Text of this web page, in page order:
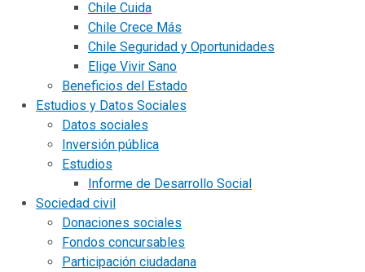
Chile Cuida
Chile Crece Más
Chile Seguridad y Oportunidades
Elige Vivir Sano
Beneficios del Estado
Estudios y Datos Sociales
Datos sociales
Inversión pública
Estudios
Informe de Desarrollo Social
Sociedad civil
Donaciones sociales
Fondos concursables
Participación ciudadana